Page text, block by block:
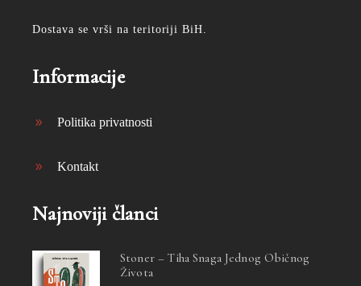
Dostava se vrši na teritoriji BiH.
Informacije
Politika privatnosti
Kontakt
Najnoviji članci
Stoner – Tiha Snaga Jednog Običnog
Života